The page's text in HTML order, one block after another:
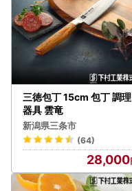
三徳包丁 15cm 包丁 調理
器具 雲竜
新潟県三条市
(64)
28,000